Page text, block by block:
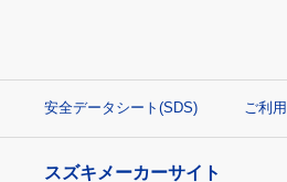
安全データシート(SDS) ご利
スズキメーカーサイト